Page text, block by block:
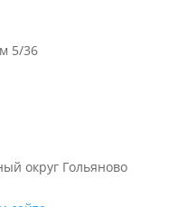
5/36
округ Гольяново